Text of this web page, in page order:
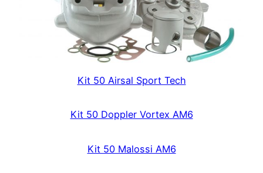
Kit 50 Airsal Sport Tech
Kit 50 Doppler Vortex AM6
Kit 50 Malossi AM6